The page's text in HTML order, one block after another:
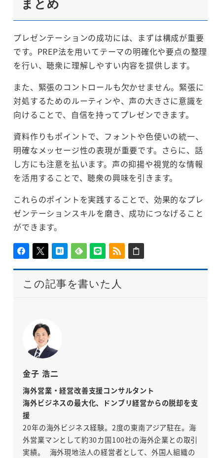
まとめ
プレゼンテーションの成功には、まずは構成が重要
です。PREP法を用いてテーマの明確化や要点の整理
を行い、聴衆に理解しやすい内容を提供します。
また、緊張のコントロールも欠かせません。緊張に
対処するためのルーティンや、声の大きさに意識を
向けることで、自信を持ってプレゼンできます。
資料作りもポイントで、フォントや色使いの統一、
明確なメッセージ性の表現が重要です。さらに、話
し方にも注意を払います。声の抑揚や視覚的な情報
を活用することで、聴衆の興味を引きます。
これらのポイントを実践することで、効果的なプレ
ゼンテーションスキルを磨き、成功につなげること
ができます。
この記事を書いた人
金子 浩二
海外営業・経営改善支援コンサルタント
海外ビジネスの最大化、ドンブリ経営からの脱却を支
援
20年の海外ビジネス経験。2度の東南アジア駐在。海
外営業マンとして約30カ国100社の海外企業との取引
実績。 海外現地法人の経営者として、外国人組織の